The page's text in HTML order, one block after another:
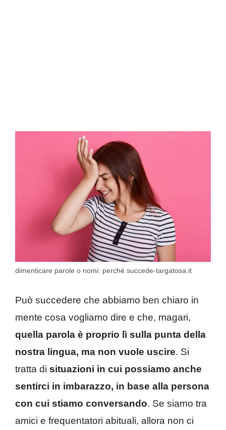
dimenticare parole o nomi: perché succede-targatosa.it
Può succedere che abbiamo ben chiaro in
mente cosa vogliamo dire e che, magari,
quella parola è proprio lì sulla punta della
nostra lingua, ma non vuole uscire. Si
tratta di situazioni in cui possiamo anche
sentirci in imbarazzo, in base alla persona
con cui stiamo conversando. Se siamo tra
amici e frequentatori abituali, allora non ci